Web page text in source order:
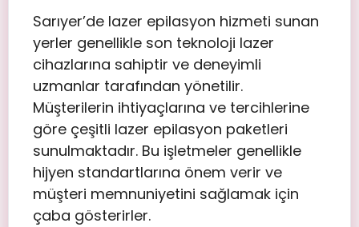
Sarıyer’de lazer epilasyon hizmeti sunan
yerler genellikle son teknoloji lazer
cihazlarına sahiptir ve deneyimli
uzmanlar tarafından yönetilir.
Müşterilerin ihtiyaçlarına ve tercihlerine
göre çeşitli lazer epilasyon paketleri
sunulmaktadır. Bu işletmeler genellikle
hijyen standartlarına önem verir ve
müşteri memnuniyetini sağlamak için
çaba gösterirler.